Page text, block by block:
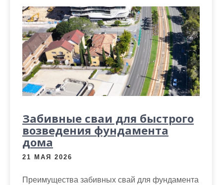
Забивные сваи для быстрого
возведения фундамента
дома
21 МАЯ 2026
Преимущества забивных свай для фундамента